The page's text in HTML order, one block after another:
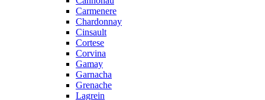
Carmenere
Chardonnay
Cinsault
Cortese
Corvina
Gamay
Garnacha
Grenache
Lagrein